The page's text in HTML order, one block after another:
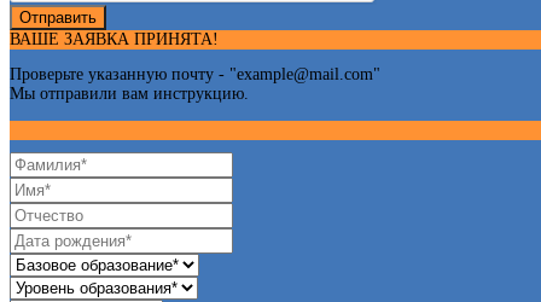
Отправить
ВАШЕ ЗАЯВКА ПРИНЯТА!
Проверьте указанную почту - "example@mail.com"
Мы отправили вам инструкцию.